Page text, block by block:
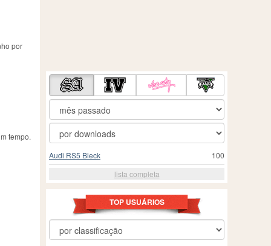
por
tempo.
100
Audi RS5 Bleck
lista completa
TOP USUÁRIOS